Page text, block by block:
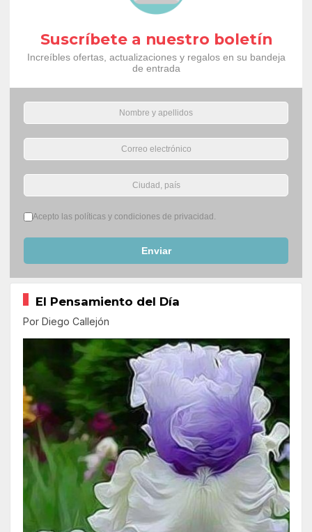
Suscríbete a nuestro boletín
Increíbles ofertas, actualizaciones y regalos en su bandeja
de entrada
Términos del servicio*
Acepto las políticas y condiciones de privacidad.
Enviar
El Pensamiento del Día
Por Diego Callejón